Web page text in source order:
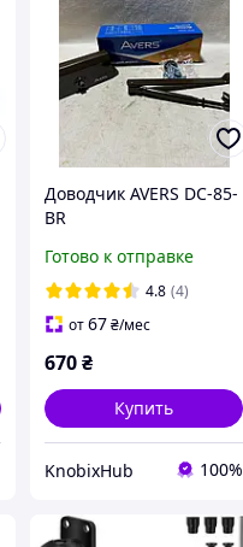
Доводчик AVERS DC-85-
BR
Готово к отправке
4.8 (4)
от67₴/мес
670₴
Купить
KnobixHub 100%